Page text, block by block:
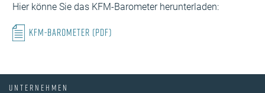
Hier könne Sie das KFM-Barometer herunterladen:
KFM-Barometer (PDF)
UNTERNEHMEN